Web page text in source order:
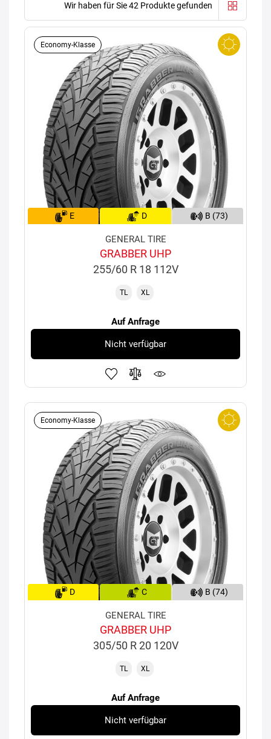
Wir haben für Sie 42 Produkte gefunden
Economy-Klasse
E D B (73)
GENERAL TIRE
GRABBER UHP
255/60 R 18 112V
TL XL
Auf Anfrage
Nicht verfügbar
Economy-Klasse
D C B (74)
GENERAL TIRE
GRABBER UHP
305/50 R 20 120V
TL XL
Auf Anfrage
Nicht verfügbar